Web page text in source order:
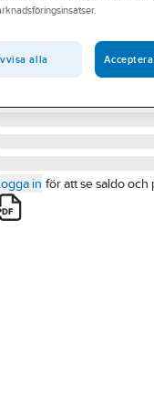
BÖJ 45G 63.5X1.6 SMS
82541112
artikelnr:
1060-
in för att se saldo och
alla